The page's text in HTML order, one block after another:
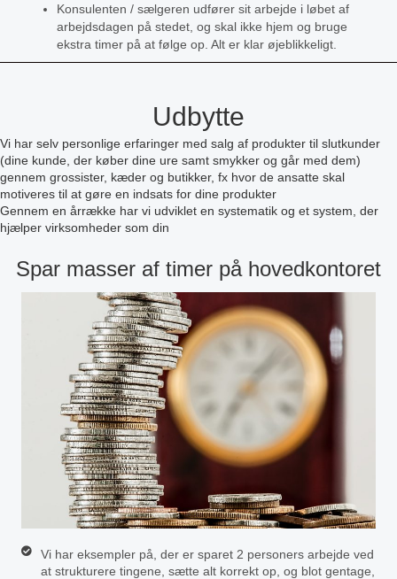
Konsulenten / sælgeren udfører sit arbejde i løbet af
arbejdsdagen på stedet, og skal ikke hjem og bruge
ekstra timer på at følge op. Alt er klar øjeblikkeligt.
Udbytte
Vi har selv personlige erfaringer med salg af produkter til slutkunder
(dine kunde, der køber dine ure samt smykker og går med dem)
gennem grossister, kæder og butikker, fx hvor de ansatte skal
motiveres til at gøre en indsats for dine produkter
Gennem en årrække har vi udviklet en systematik og et system, der
hjælper virksomheder som din
Spar masser af timer på hovedkontoret
Vi har eksempler på, der er sparet 2 personers arbejde ved
at strukturere tingene, sætte alt korrekt op, og blot gentage,